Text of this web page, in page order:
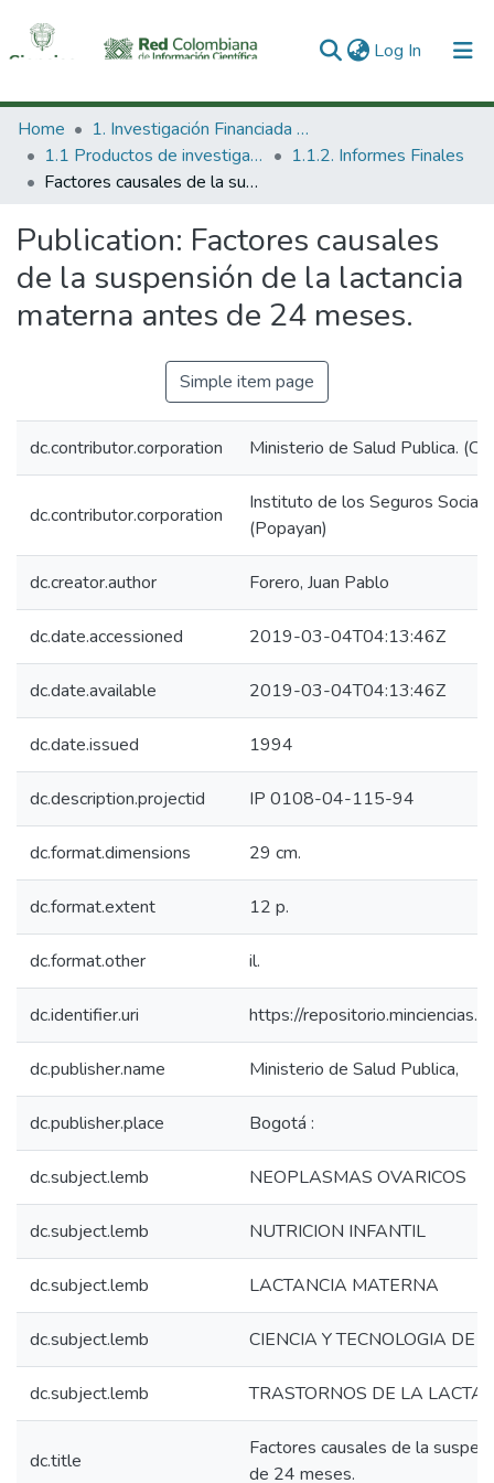
Log In (current)
Communities & Collections
All of DSpace
Home
1. Investigación Financiada con Recursos Públicos
1.1 Productos de investigación
1.1.2. Informes Finales
Factores causales de la suspensión de la lactancia materna antes de 24 meses.
Publication: Factores causales
de la suspensión de la lactancia
materna antes de 24 meses.
Simple item page
dc.contributor.corporation Ministerio de Salud Publica.
dc.contributor.corporation
Instituto de los Seguros
(Popayan)
dc.creator.author Forero, Juan Pablo
dc.date.accessioned 2019-03-04T04:13:46Z
dc.date.available 2019-03-04T04:13:46Z
dc.date.issued 1994
dc.description.projectid IP 0108-04-115-94
dc.format.dimensions 29 cm.
dc.format.extent 12 p.
dc.format.other il.
dc.identifier.uri https://
dc.publisher.name Ministerio de Salud Publica,
dc.publisher.place Bogotá :
dc.subject.lemb NEOPLASMAS OVARICOS
dc.subject.lemb NUTRICION INFANTIL
dc.subject.lemb LACTANCIA MATERNA
dc.subject.lemb CIENCIA Y TECNOLOGIA DE
dc.subject.lemb TRASTORNOS DE LA
dc.title
Factores causales de la
de 24 meses.